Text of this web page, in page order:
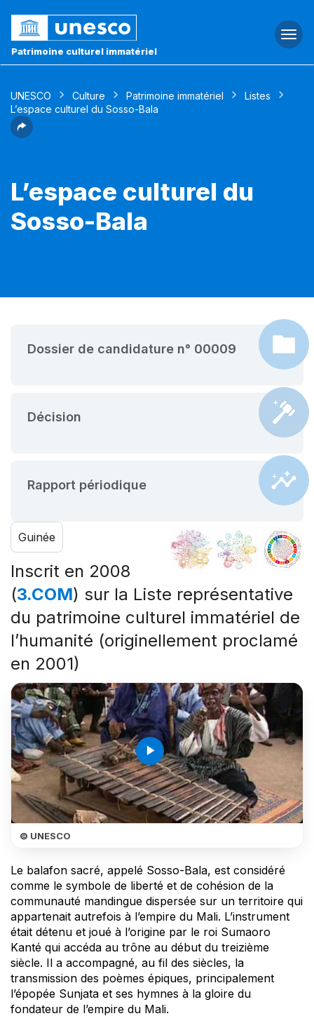
Patrimoine culturel immatériel
UNESCO Culture Patrimoine immatériel
Listes
L’espace culturel du Sosso-Bala
L’espace culturel du
Sosso-Bala
Dossier de candidature n° 00009
Décision
Rapport périodique
Guinée
Inscrit en 2008
(3.COM) sur la Liste représentative
du patrimoine culturel immatériel de
l’humanité (originellement proclamé
en 2001)
play_arrow
© UNESCO
Le balafon sacré, appelé Sosso-Bala, est considéré
comme le symbole de liberté et de cohésion de la
communauté mandingue dispersée sur un territoire qui
appartenait autrefois à l’empire du Mali. L’instrument
était détenu et joué à l’origine par le roi Sumaoro
Kanté qui accéda au trône au début du treizième
siècle. Il a accompagné, au fil des siècles, la
transmission des poèmes épiques, principalement
l’épopée Sunjata et ses hymnes à la gloire du
fondateur de l’empire du Mali.